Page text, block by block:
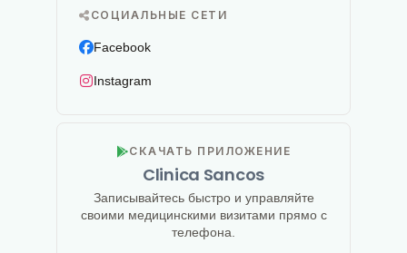
СОЦИАЛЬНЫЕ СЕТИ
Facebook
Instagram
СКАЧАТЬ ПРИЛОЖЕНИЕ
Clinica Sancos
Записывайтесь быстро и управляйте
своими медицинскими визитами прямо с
телефона.